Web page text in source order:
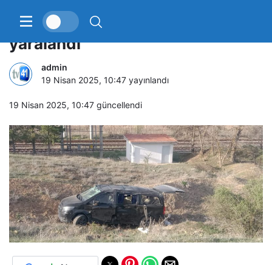
Ünlü oyuncu Berk Atan kazada
yaralandı
admin
19 Nisan 2025, 10:47 yayınlandı
19 Nisan 2025, 10:47 güncellendi